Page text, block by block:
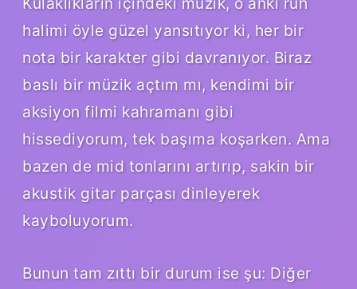
halimi öyle güzel yansıtıyor ki, her bir
nota bir karakter gibi davranıyor. Biraz
baslı bir müzik açtım mı, kendimi bir
aksiyon filmi kahramanı gibi
hissediyorum, tek başıma koşarken. Ama
bazen de mid tonlarını artırıp, sakin bir
akustik gitar parçası dinleyerek
kayboluyorum.
Bunun tam zıttı bir durum ise şu: Diğer